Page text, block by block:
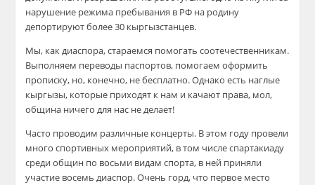
нарушение режима пребывания в РФ на родину
депортируют более 30 кыргызстанцев.
Мы, как диаспора, стараемся помогать соотечественникам.
Выполняем переводы паспортов, помогаем оформить
прописку, но, конечно, не бесплатно. Однако есть наглые
кыргызы, которые приходят к нам и качают права, мол,
община ничего для нас не делает!
Часто проводим различные концерты. В этом году провели
много спортивных мероприятий, в том числе спартакиаду
среди общин по восьми видам спорта, в ней приняли
участие восемь диаспор. Очень горд, что первое место